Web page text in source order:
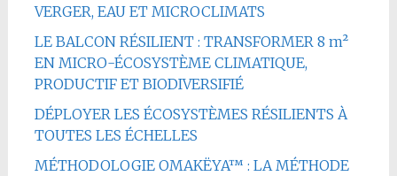
VERGER, EAU ET MICROCLIMATS
LE BALCON RÉSILIENT : TRANSFORMER 8 m²
EN MICRO-ÉCOSYSTÈME CLIMATIQUE,
PRODUCTIF ET BIODIVERSIFIÉ
DÉPLOYER LES ÉCOSYSTÈMES RÉSILIENTS À
TOUTES LES ÉCHELLES
MÉTHODOLOGIE OMAKËYA™ : LA MÉTHODE